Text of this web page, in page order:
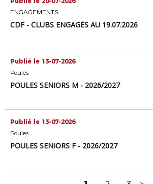
ENGAGEMENTS
CDF - CLUBS ENGAGÉS AU 19.07.2026
Publié le 13-07-2026
Poules
POULES SENIORS M - 2026/2027
Publié le 13-07-2026
Poules
POULES SENIORS F - 2026/2027